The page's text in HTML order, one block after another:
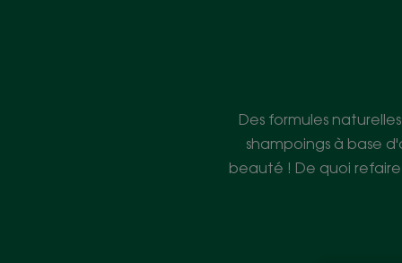
Des formules
shampoings à base
beauté ! De quoi